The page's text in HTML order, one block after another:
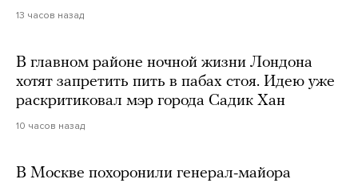
13 часов назад
В главном районе ночной жизни Лондона
хотят запретить пить в пабах стоя. Идею уже
раскритиковал мэр города Садик Хан
10 часов назад
В Москве похоронили генерал-майора